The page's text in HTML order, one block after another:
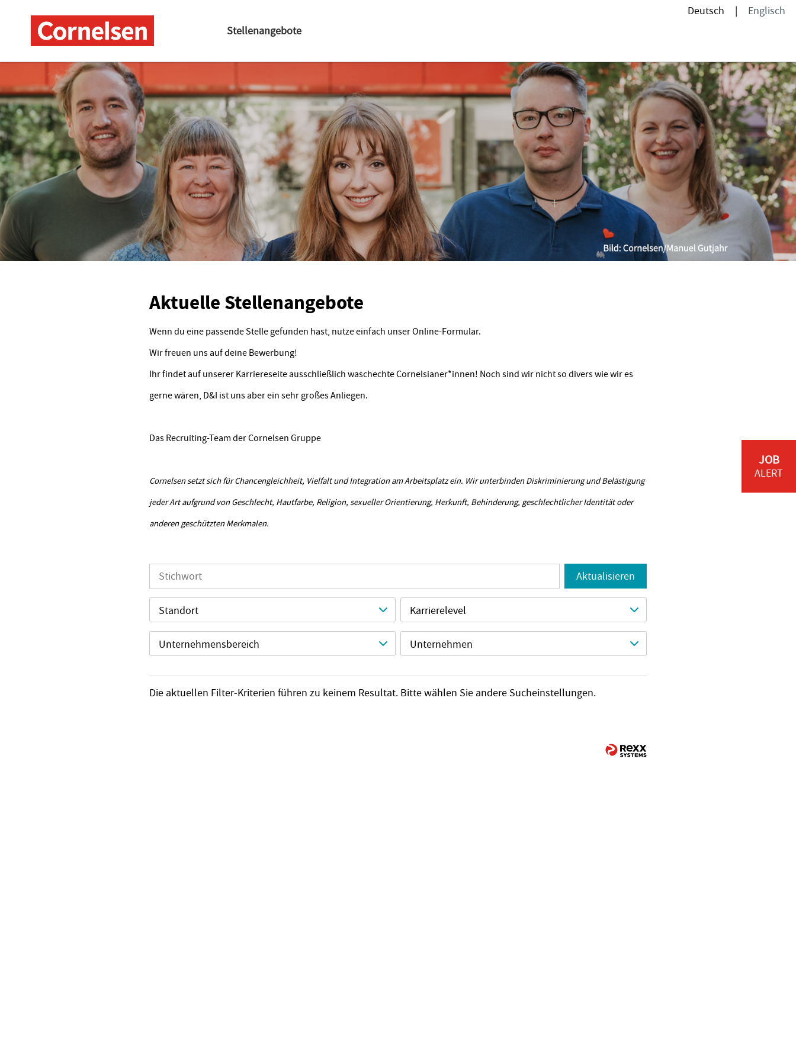
Deutsch
Englisch
Stellenangebote
Aktuelle Stellenangebote
Wenn du eine passende Stelle gefunden hast, nutze einfach unser Online-Formular.
Wir freuen uns auf deine Bewerbung!
Ihr findet auf unserer Karriereseite ausschließlich waschechte Cornelsianer*innen! Noch sind wir nicht so divers wie wir es
gerne wären, D&I ist uns aber ein sehr großes Anliegen.
Das Recruiting-Team der Cornelsen Gruppe
Cornelsen setzt sich für Chancengleichheit, Vielfalt und Integration am Arbeitsplatz ein. Wir unterbinden Diskriminierung und Belästigung
jeder Art aufgrund von Geschlecht, Hautfarbe, Religion, sexueller Orientierung, Herkunft, Behinderung, geschlechtlicher Identität oder
anderen geschützten Merkmalen.
Aktualisieren
Standort Karrierelevel
Unternehmensbereich Unternehmen
Die aktuellen Filter-Kriterien führen zu keinem Resultat. Bitte wählen Sie andere Sucheinstellungen.
JOB
ALERT